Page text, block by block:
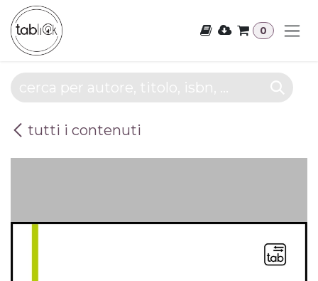
Passa al contenuto
0
tutti i contenuti